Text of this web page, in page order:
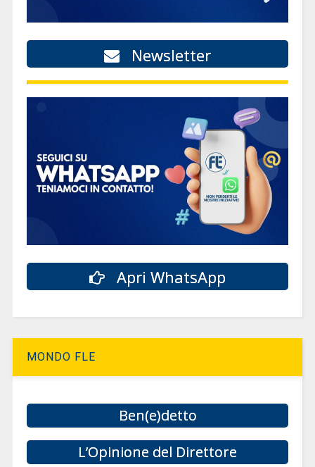
Newsletter
Apri WhatsApp
MONDO FLE
Ben(e)detto
L’Opinione del Direttore